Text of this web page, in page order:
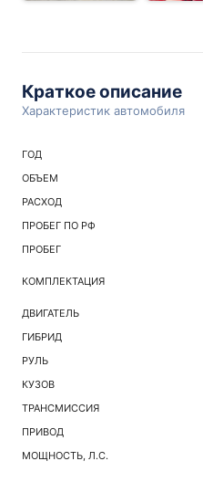
Краткое описание
Характеристик автомобиля
ГОД
ОБЪЕМ
РАСХОД
ПРОБЕГ ПО РФ
ПРОБЕГ
КОМПЛЕКТАЦИЯ
ДВИГАТЕЛЬ
ГИБРИД
РУЛЬ
КУЗОВ
ТРАНСМИССИЯ
ПРИВОД
МОЩНОСТЬ, Л.С.